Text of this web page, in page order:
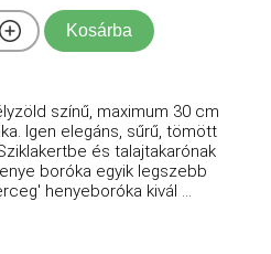
Kosárba
színű, maximum 30 cm
Igen elegáns, sűrű, tömött
és talajtakarónak
boróka egyik legszebb
henyeboróka kivál ...